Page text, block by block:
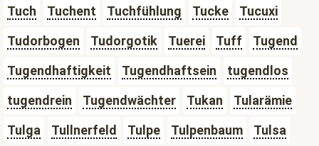
Tuch Tuchent Tuchfühlung Tucke
Tucuxi
Tudorbogen
Tudorgotik Tuerei Tuff
Tugend
Tugendhaftigkeit
Tugendhaftsein
tugendlos
tugendrein
Tugendwächter Tukan
Tularämie
Tulga
Tullnerfeld Tulpe Tulpenbaum
Tulsa